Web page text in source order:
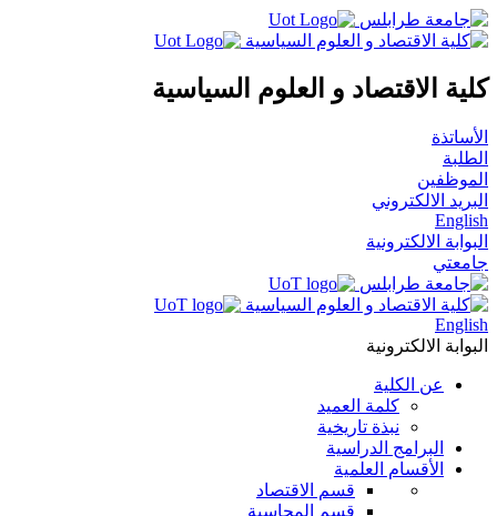
كلية الاقتصاد و العلوم السياسية
الأساتذة
الطلبة
الموظفين
البريد الالكتروني
English
البوابة الالكترونية
جامعتي
English
البوابة الالكترونية
عن الكلية
كلمة العميد
نبذة تاريخية
البرامج الدراسية
الأقسام العلمية
قسم الاقتصاد
قسم المحاسبة